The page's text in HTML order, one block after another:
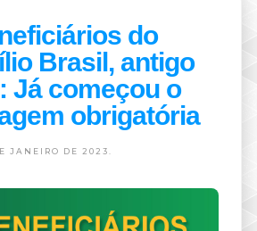
do
Brasil, antigo
Já começou o
obrigatória
JANEIRO DE 2023.